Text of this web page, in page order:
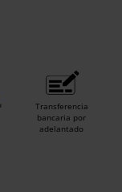
Transferencia
bancaria por
adelantado